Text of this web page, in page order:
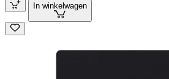
In winkelwagen